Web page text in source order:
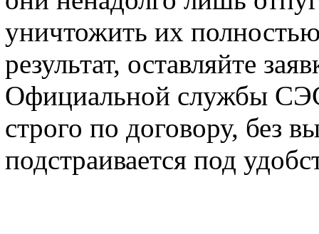
уничтожить их
результат, оставляйте
Официальной службы
строго по договору, без
подстраивается под